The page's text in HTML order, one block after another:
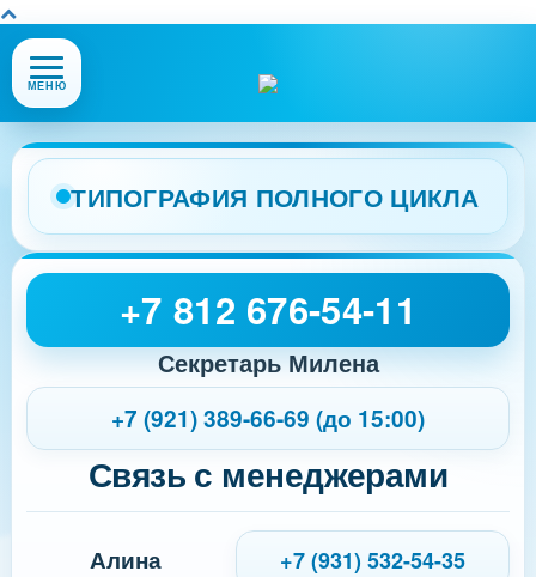
Открыть
или
меню
сайта
МЕНЮ
ТИПОГРАФИЯ ПОЛНОГО ЦИКЛА
+7 812 676-54-11
Секретарь Милена
+7 (921) 389-66-69 (до 15:00)
Связь с менеджерами
Алина +7 (931) 532-54-35